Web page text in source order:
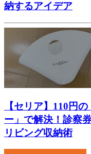
納するアイデア
【セリア】110円
ー」で解決！診察
リビング収納術